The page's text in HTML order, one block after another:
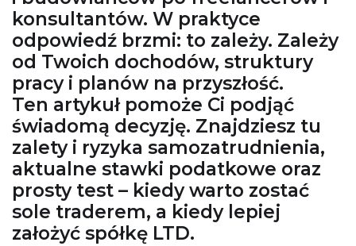
konsultantów. W praktyce
odpowiedź brzmi: to zależy. Zależy
od Twoich dochodów, struktury
pracy i planów na przyszłość.
Ten artykuł pomoże Ci podjąć
świadomą decyzję. Znajdziesz tu
zalety i ryzyka samozatrudnienia,
aktualne stawki podatkowe oraz
prosty test – kiedy warto zostać
sole traderem, a kiedy lepiej
założyć spółkę LTD.